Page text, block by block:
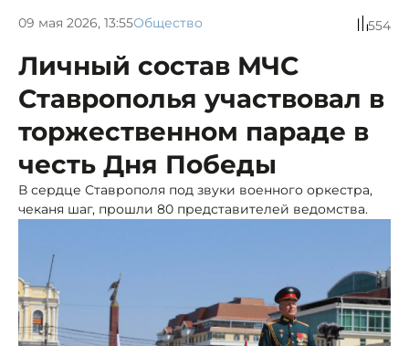
09 мая 2026, 13:55Общество 554
Личный состав МЧС
Ставрополья участвовал в
торжественном параде в
честь Дня Победы
В сердце Ставрополя под звуки военного оркестра,
чеканя шаг, прошли 80 представителей ведомства.